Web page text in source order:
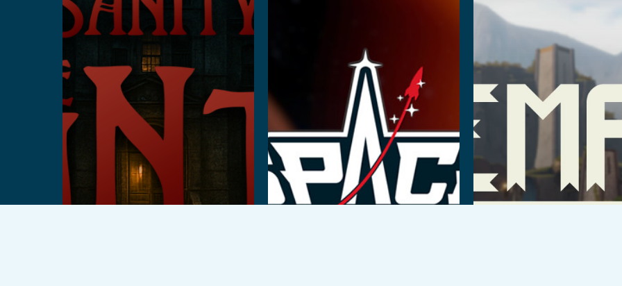
Per saperne di più
© 2026 VEX Solutions.